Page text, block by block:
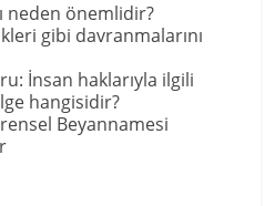
neden önemlidir?
gibi davranmalarını
İnsan haklarıyla ilgili
hangisidir?
Beyannamesi